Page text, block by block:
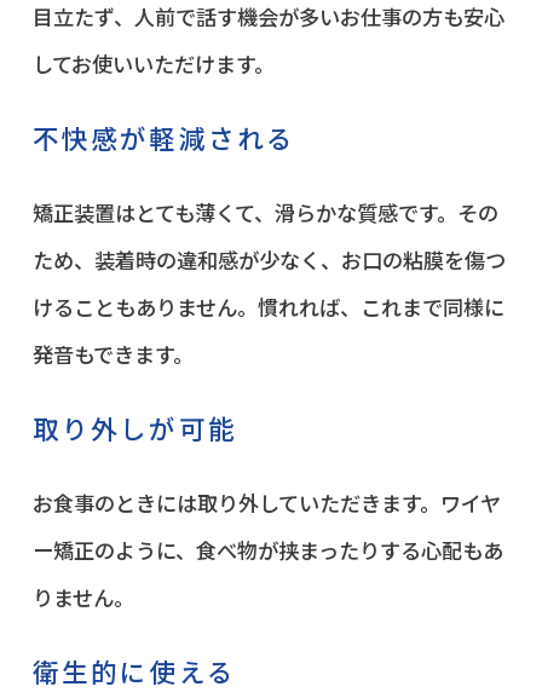
目立たず、人前で話す機会が多いお仕事の方も安心
してお使いいただけます。
不快感が軽減される
矯正装置はとても薄くて、滑らかな質感です。その
ため、装着時の違和感が少なく、お口の粘膜を傷つ
けることもありません。慣れれば、これまで同様に
発音もできます。
取り外しが可能
お食事のときには取り外していただきます。ワイヤ
ー矯正のように、食べ物が挟まったりする心配もあ
りません。
衛生的に使える